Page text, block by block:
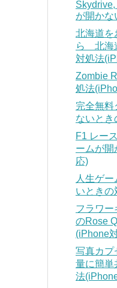
が開かな
北海道を
ら 北海
対処法
Zombie
処法
完全無料
ないとき
F1 レー
ームが開
応)
人生ゲ
いときの
フラワー
のRose
(iPhone
写真カプ
量に簡単
法